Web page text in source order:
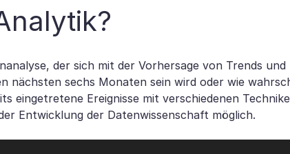
der sich mit der Vorhersage von Trends und
nächsten sechs Monaten sein wird oder wie
eingetretene Ereignisse mit verschiedenen
Entwicklung der Datenwissenschaft möglich.